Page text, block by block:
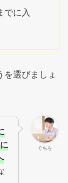
でに入
選びましょ
ぐちを